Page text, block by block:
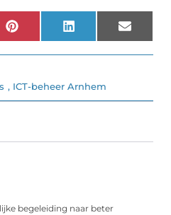
Pinterest LinkedIn Email
, ICT-beheer Arnhem
begeleiding naar beter